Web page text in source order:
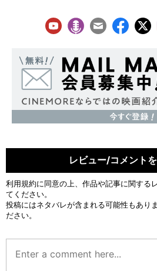
レビュー/コメント
利用規約に同意の上、作品や記事に関する
てください。
投稿にはネタバレが含まれる可能性もあり
ださい。